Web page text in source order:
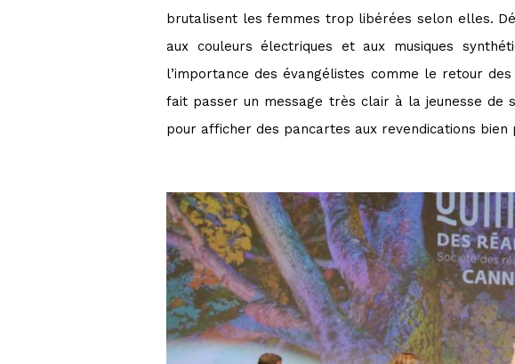
brutalisent les femmes trop libérées selon elles.
aux couleurs électriques et aux musiques
l’importance des évangélistes comme le retour
fait passer un message très clair à la jeunesse de
pour afficher des pancartes aux revendications bien